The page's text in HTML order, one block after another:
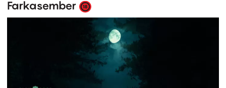
Farkasember